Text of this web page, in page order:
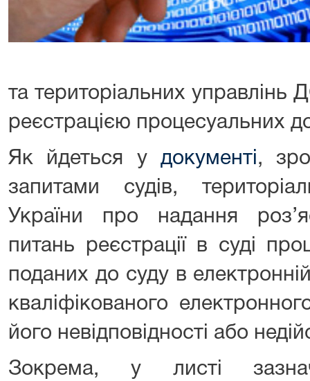
та територіальних управлінь
реєстрацією процесуальних
Як йдеться у документі,
запитами судів,
України про надання
питань реєстрації в суді
поданих до суду в
кваліфікованого
його невідповідності або
Зокрема, у листі